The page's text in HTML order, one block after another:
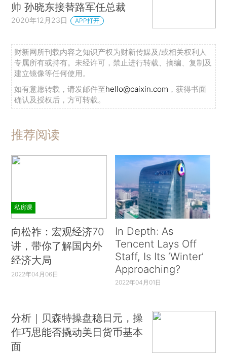
帅 孙晓东接替路军任总裁
2020年12月23日 APP打开
财新网所刊载内容之知识产权为财新传媒及/或相关权利人
专属所有或持有。未经许可，禁止进行转载、摘编、复制及
建立镜像等任何使用。
如有意愿转载，请发邮件至hello@caixin.com ，获得书面
确认及授权后，方可转载。
推荐阅读
私房课
向松祚：宏观经济70
讲，带你了解国内外
经济大局
2022年04月06日
In Depth: As
Tencent Lays Off
Staff, Is Its ‘Winter’
Approaching?
2022年04月01日
分析｜贝森特操盘稳日元，操
作巧思能否撬动美日货币基本
面